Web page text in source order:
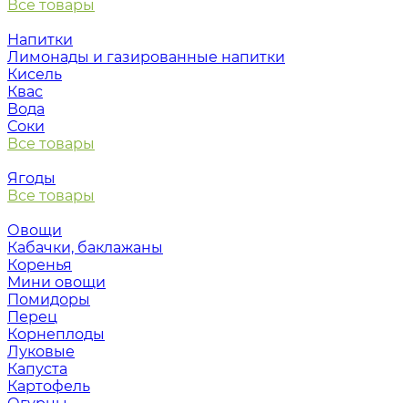
Все товары
Напитки
Лимонады и газированные напитки
Кисель
Квас
Вода
Соки
Все товары
Ягоды
Все товары
Овощи
Кабачки, баклажаны
Коренья
Мини овощи
Помидоры
Перец
Корнеплоды
Луковые
Капуста
Картофель